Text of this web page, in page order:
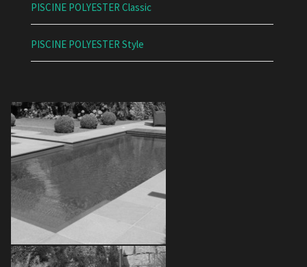
PISCINE POLYESTER Classic
PISCINE POLYESTER Style